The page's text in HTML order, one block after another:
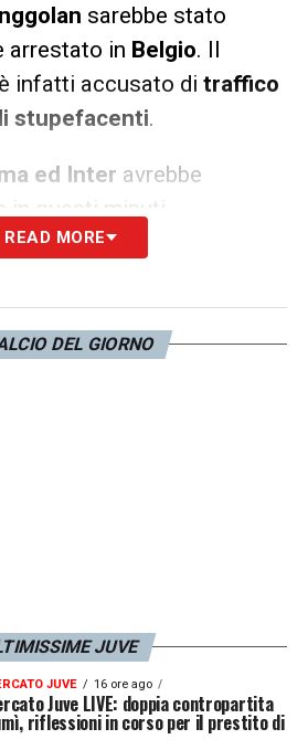
sarebbe stato
arrestato in Belgio. Il
infatti accusato di traffico
stupefacenti.
ed Inter avrebbe
in questi minuti
le autorità belga per
vicenda. Nelle prossime
pubblici ulteriori
READ MORE
DEL GIORNO
JUVE
JUVE 16 ore ago
Juve LIVE: doppia contropartita
riflessioni in corso per il prestito di